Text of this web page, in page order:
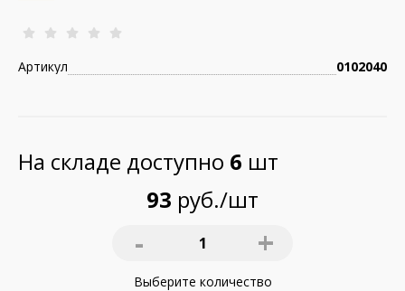
Артикул 0102040
На складе доступно 6 шт
93 руб./шт
- 1 +
Выберите количество